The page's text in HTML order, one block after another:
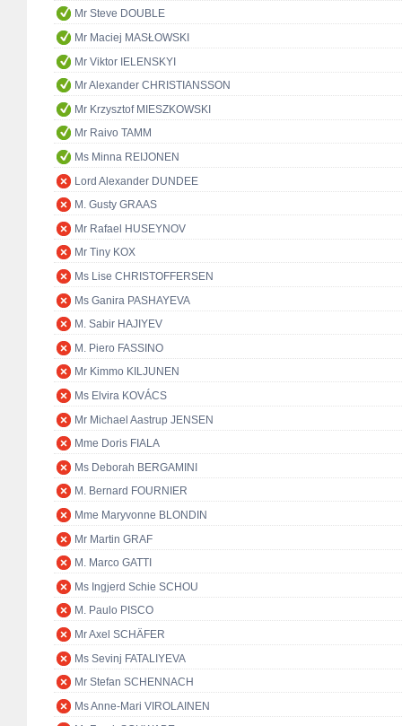
Mr Steve DOUBLE
Mr Maciej MASŁOWSKI
Mr Viktor IELENSKYI
Mr Alexander CHRISTIANSSON
Mr Krzysztof MIESZKOWSKI
Mr Raivo TAMM
Ms Minna REIJONEN
Lord Alexander DUNDEE
M. Gusty GRAAS
Mr Rafael HUSEYNOV
Mr Tiny KOX
Ms Lise CHRISTOFFERSEN
Ms Ganira PASHAYEVA
M. Sabir HAJIYEV
M. Piero FASSINO
Mr Kimmo KILJUNEN
Ms Elvira KOVÁCS
Mr Michael Aastrup JENSEN
Mme Doris FIALA
Ms Deborah BERGAMINI
M. Bernard FOURNIER
Mme Maryvonne BLONDIN
Mr Martin GRAF
M. Marco GATTI
Ms Ingjerd Schie SCHOU
M. Paulo PISCO
Mr Axel SCHÄFER
Ms Sevinj FATALIYEVA
Mr Stefan SCHENNACH
Ms Anne-Mari VIROLAINEN